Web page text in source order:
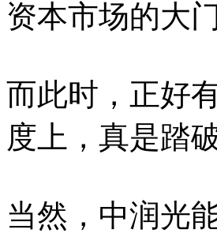
资本市场的大
而此时，正好
度上，真是踏
当然，中润光